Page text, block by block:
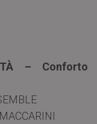
– Conforto